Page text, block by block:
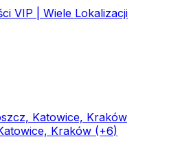
VIP | Wiele Lokalizacji
Katowice, Kraków
Kraków (+6)